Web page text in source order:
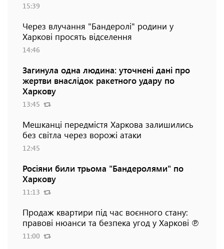
15:39
Через влучання "Бандеролі" родини у
Харкові просять відселення
14:46
Загинула одна людина: уточнені дані про
жертви внаслідок ракетного удару по
Харкову
13:45
Мешканці передмістя Харкова залишились
без світла через ворожі атаки
12:45
Росіяни били трьома "Бандеролями" по
Харкову
11:13
Продаж квартири під час воєнного стану:
правові нюанси та безпека угод у Харкові ℗
11:00